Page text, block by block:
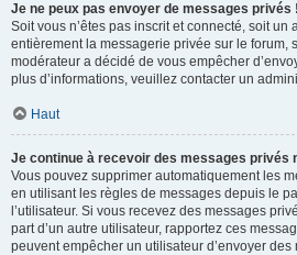
Je ne peux pas envoyer de messages privés !
Soit vous n’êtes pas inscrit et connecté, soit un
entièrement la messagerie privée sur le forum,
modérateur a décidé de vous empêcher
plus d’informations, veuillez contacter un
Haut
Je continue à recevoir des messages privés
Vous pouvez supprimer automatiquement les
en utilisant les règles de messages depuis le
l’utilisateur. Si vous recevez des messages
part d’un autre utilisateur, rapportez ces
peuvent empêcher un utilisateur d’envoyer des